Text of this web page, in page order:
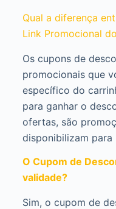
Qual a diferença
Link Promocional
Os cupons de
promocionais que
específico do
para ganhar o
ofertas, são
disponibilizam para
O Cupom de
validade?
Sim, o cupom de